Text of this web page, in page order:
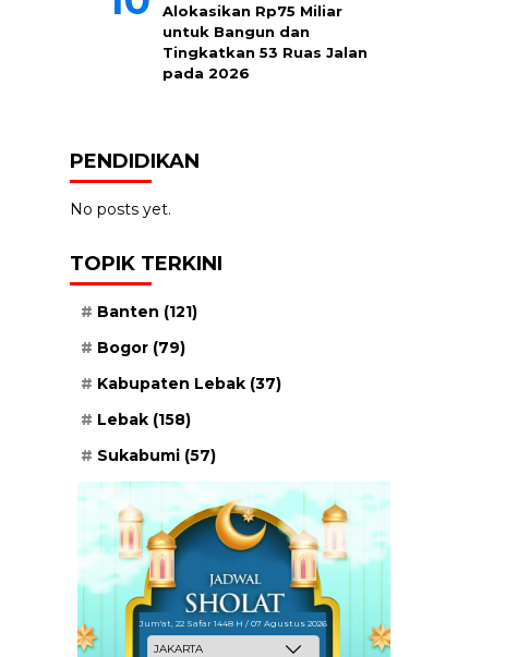
Alokasikan Rp75 Miliar
untuk Bangun dan
Tingkatkan 53 Ruas Jalan
pada 2026
PENDIDIKAN
No posts yet.
TOPIK TERKINI
Banten (121)
Bogor (79)
Kabupaten Lebak (37)
Lebak (158)
Sukabumi (57)
Jum'at, 22 Safar 1448 H / 07 Agustus 2026